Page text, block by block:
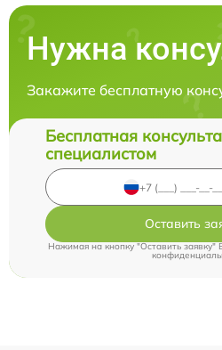
Нужна
Закажите бесплатную
Бесплатная
специалистом
Оставить
Нажимая на кнопку "Оставить заявку"